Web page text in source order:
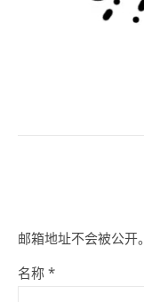
邮箱地址不会被公开。
名称 *